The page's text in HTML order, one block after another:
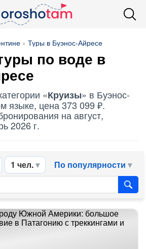
Туры в Буэнос-Айресе
по воде в
«Круизы» в Буэнос-
языке, цена 373 099 ₽.
на август,
2026 г.
1 чел. По популярности